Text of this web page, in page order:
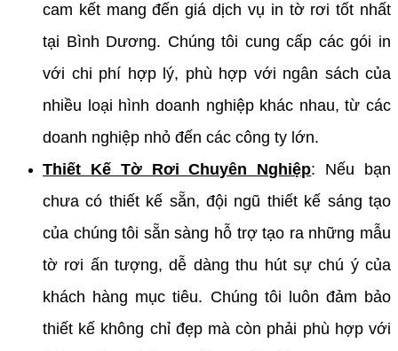
cam kết mang đến giá dịch vụ in tờ rơi tốt nhất
tại Bình Dương. Chúng tôi cung cấp các gói in
với chi phí hợp lý, phù hợp với ngân sách của
nhiều loại hình doanh nghiệp khác nhau, từ các
doanh nghiệp nhỏ đến các công ty lớn.
Thiết Kế Tờ Rơi Chuyên Nghiệp: Nếu bạn
chưa có thiết kế sẵn, đội ngũ thiết kế sáng tạo
của chúng tôi sẵn sàng hỗ trợ tạo ra những mẫu
tờ rơi ấn tượng, dễ dàng thu hút sự chú ý của
khách hàng mục tiêu. Chúng tôi luôn đảm bảo
thiết kế không chỉ đẹp mà còn phải phù hợp với